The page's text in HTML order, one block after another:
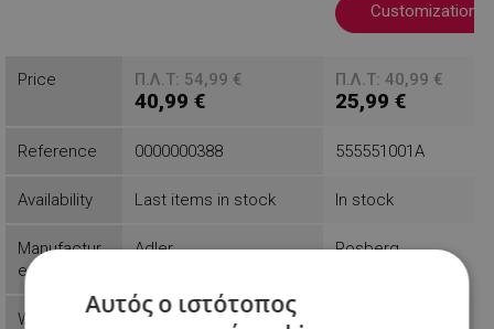
Customization
Price Π.Λ.Τ: 54,99 €
40,99 €
Π.Λ.Τ: 40,99 €
25,99 €
Reference 0000000388 555551001A
Availability Last items in stock In stock
Manufactur
er
Adler Rosberg
Weight 2.8 kg
Αυτός ο ιστότοπος